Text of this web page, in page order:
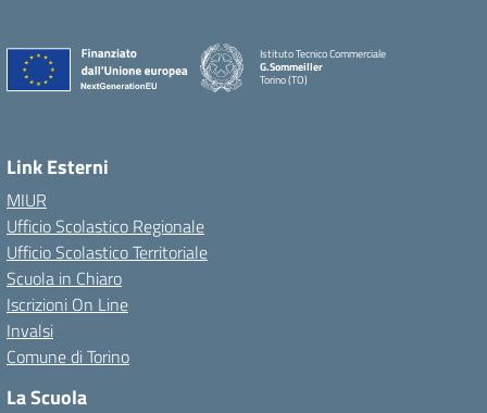
Istituto Tecnico Commerciale
G.Sommeiller
Torino (TO)
Link Esterni
MIUR
Ufficio Scolastico Regionale
Ufficio Scolastico Territoriale
Scuola in Chiaro
Iscrizioni On Line
Invalsi
Comune di Torino
La Scuola